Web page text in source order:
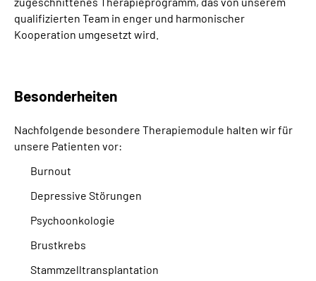
qualifizierten Team in enger und harmonischer
Kooperation umgesetzt wird.
Besonderheiten
Nachfolgende besondere Therapiemodule halten wir für
unsere Patienten vor:
Burnout
Depressive Störungen
Psychoonkologie
Brustkrebs
Stammzelltransplantation